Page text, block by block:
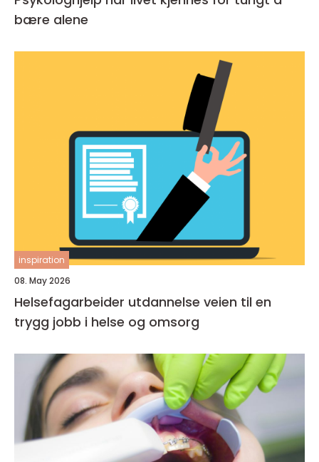
bære alene
inspiration
08. May 2026
Helsefagarbeider utdannelse veien til en
trygg jobb i helse og omsorg